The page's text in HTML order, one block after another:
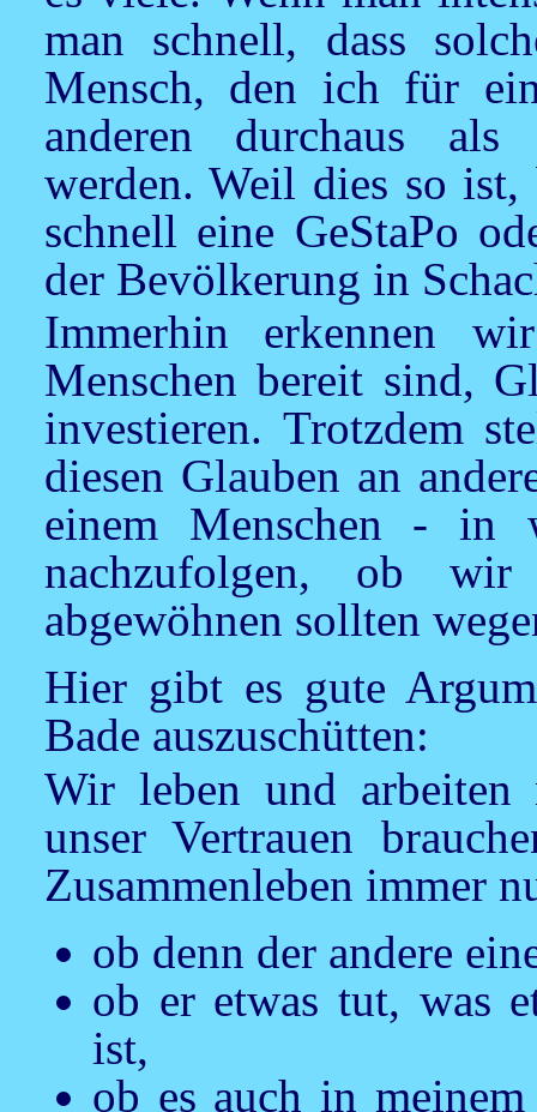
man schnell, dass
Mensch, den ich für
anderen durchaus
werden. Weil dies so ist,
schnell eine GeStaPo
der Bevölkerung in
Immerhin erkennen
Menschen bereit sind,
investieren. Trotzdem
diesen Glauben an
einem Menschen - in
nachzufolgen, ob
abgewöhnen sollten
Hier gibt es gute
Bade auszuschütten:
Wir leben und arbeiten
unser Vertrauen
Zusammenleben immer
ob denn der andere
ob er etwas tut, was
ist,
ob es auch in